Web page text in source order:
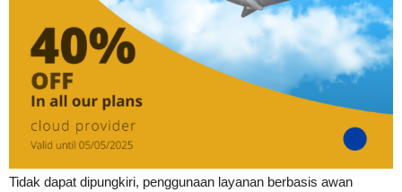
Tidak dapat dipungkiri, penggunaan layanan berbasis awan